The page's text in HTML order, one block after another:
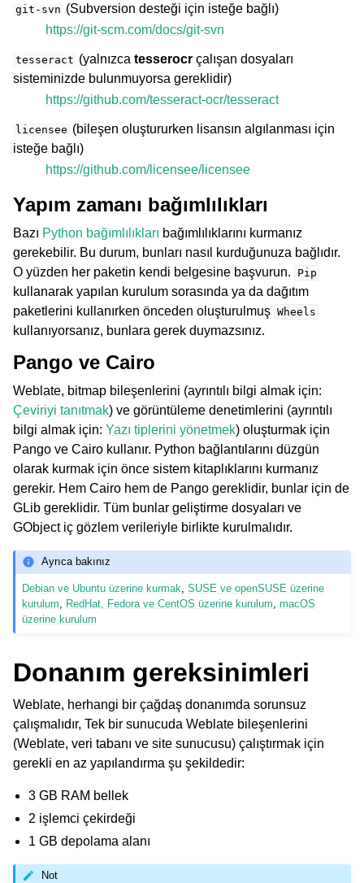
git-svn (Subversion desteği için isteğe bağlı)
https://git-scm.com/docs/git-svn
tesseract (yalnızcatesserocr çalışan dosyaları
sisteminizde bulunmuyorsa gereklidir)
https://github.com/tesseract-ocr/tesseract
licensee (bileşen oluştururken lisansın algılanması için
isteğe bağlı)
https://github.com/licensee/licensee
Yapım zamanı bağımlılıkları
Bazı Python bağımlılıkları bağımlılıklarını kurmanız
gerekebilir. Bu durum, bunları nasıl kurduğunuza bağlıdır.
O yüzden her paketin kendi belgesine başvurun.
Pip
kullanarak yapılan kurulum sorasında ya da dağıtım
paketlerini kullanırken önceden oluşturulmuş Wheels
kullanıyorsanız, bunlara gerek duymazsınız.
Pango ve Cairo
Weblate, bitmap bileşenlerini (ayrıntılı bilgi almak için:
Çeviriyi tanıtmak) ve görüntüleme denetimlerini (ayrıntılı
bilgi almak için: Yazı tiplerini yönetmek) oluşturmak için
Pango ve Cairo kullanır. Python bağlantılarını düzgün
olarak kurmak için önce sistem kitaplıklarını kurmanız
gerekir. Hem Cairo hem de Pango gereklidir, bunlar için de
GLib gereklidir. Tüm bunlar geliştirme dosyaları ve
GObject iç gözlem verileriyle birlikte kurulmalıdır.
Ayrıca bakınız
Debian ve Ubuntu üzerine kurmak ,SUSE ve openSUSE üzerine
kurulum
RedHat, Fedora ve CentOS üzerine kurulum ,macOS
üzerine kurulum
Donanım gereksinimleri
Weblate, herhangi bir çağdaş donanımda sorunsuz
çalışmalıdır, Tek bir sunucuda Weblate bileşenlerini
(Weblate, veri tabanı ve site sunucusu) çalıştırmak için
gerekli en az yapılandırma şu şekildedir:
3 GB RAM bellek
2 işlemci çekirdeği
1 GB depolama alanı
Not